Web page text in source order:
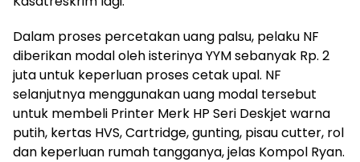
Dalam proses percetakan uang palsu, pelaku NF
diberikan modal oleh isterinya YYM sebanyak Rp. 2
juta untuk keperluan proses cetak upal. NF
selanjutnya menggunakan uang modal tersebut
untuk membeli Printer Merk HP Seri Deskjet warna
putih, kertas HVS, Cartridge, gunting, pisau cutter, rol
dan keperluan rumah tangganya, jelas Kompol Ryan.